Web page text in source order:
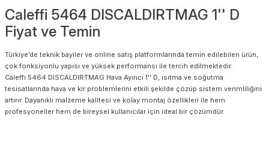
Caleffi 5464 DISCALDIRTMAG 1'' D
Fiyat ve Temin
Türkiye’de teknik bayiler ve online satış platformlarında temin edilebilen ürün,
çok fonksiyonlu yapısı ve yüksek performansı ile tercih edilmektedir.
Caleffi 5464 DISCALDIRTMAG Hava Ayırıcı 1'' D, ısıtma ve soğutma
tesisatlarında hava ve kir problemlerini etkili şekilde çözüp sistem verimliliğini
artırır. Dayanıklı malzeme kalitesi ve kolay montaj özellikleri ile hem
profesyoneller hem de bireysel kullanıcılar için ideal bir çözümdür.